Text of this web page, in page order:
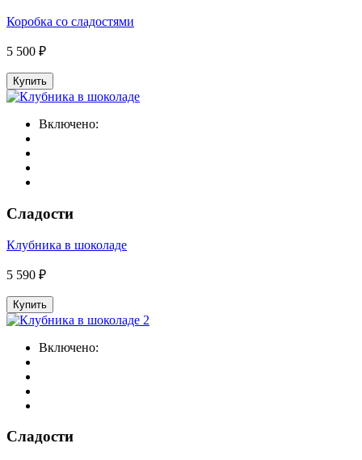
Коробка со сладостями
5 500 ₽
Купить
Включено:
Сладости
Клубника в шоколаде
5 590 ₽
Купить
Включено:
Сладости